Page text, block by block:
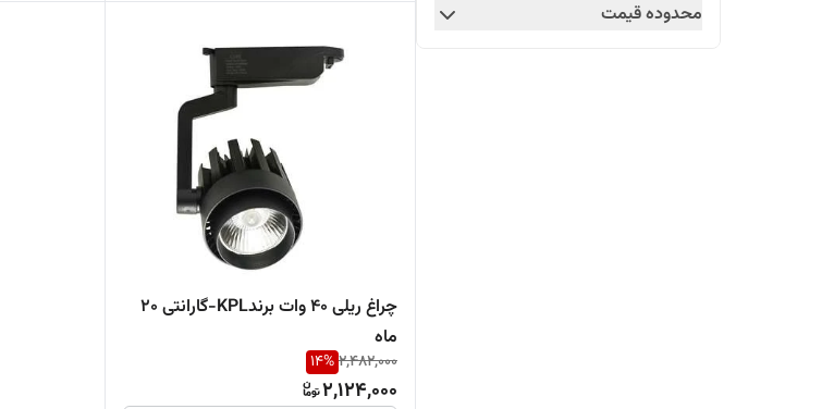
محدوده قیمت
چراغ ریلی 40 وات برندKPL-گارانتی 20
ماه
2,482,000
14%
2,124,000